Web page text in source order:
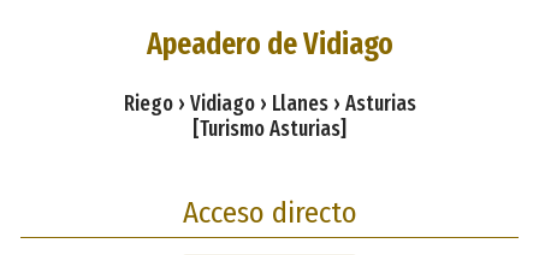
Apeadero de Vidiago
Riego › Vidiago › Llanes › Asturias
[Turismo Asturias]
Acceso directo